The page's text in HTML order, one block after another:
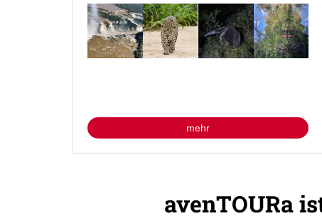
mehr
avenTOURa